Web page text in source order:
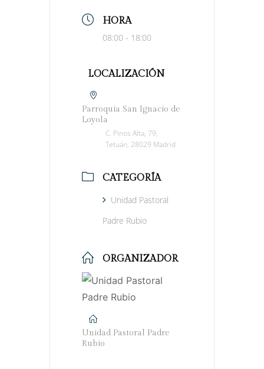
HORA
08:00 - 18:00
LOCALIZACIÓN
Parroquia San Ignacio de
Loyola
C. Pinos Alta, 79,
Tetuán, 28029 Madrid
CATEGORÍA
Unidad Pastoral
Padre Rubio
ORGANIZADOR
Unidad Pastoral Padre
Rubio